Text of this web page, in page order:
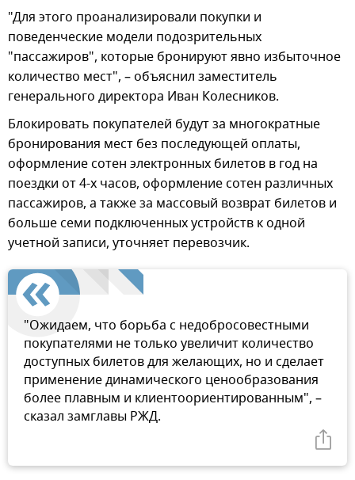
"Для этого проанализировали покупки и
поведенческие модели подозрительных
"пассажиров", которые бронируют явно избыточное
количество мест", – объяснил заместитель
генерального директора Иван Колесников.
Блокировать покупателей будут за многократные
бронирования мест без последующей оплаты,
оформление сотен электронных билетов в год на
поездки от 4-х часов, оформление сотен различных
пассажиров, а также за массовый возврат билетов и
больше семи подключенных устройств к одной
учетной записи, уточняет перевозчик.
"Ожидаем, что борьба с недобросовестными
покупателями не только увеличит количество
доступных билетов для желающих, но и сделает
применение динамического ценообразования
более плавным и клиентоориентированным", –
сказал замглавы РЖД.